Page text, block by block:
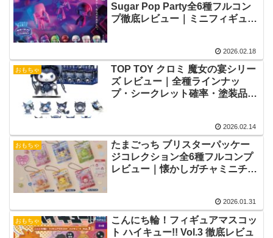
Sugar Pop Party全6種フルコン
プ徹底レビュー｜ミニフィギュア
2026.02.18
おもちゃ
TOP TOY クロミ 魔女の宴シリー
ズ レビュー｜全種ラインナッ
プ・シークレット確率・塗装品
2026.02.14
おもちゃ
たまごっち ブリスターパッケー
ジコレクション全6種フルコンプ
レビュー｜懐かしガチャミニチュ
2026.01.31
おもちゃ
こんにち輪！フィギュアマスコッ
ト ハイキュー!! Vol.3 徹底レビュ